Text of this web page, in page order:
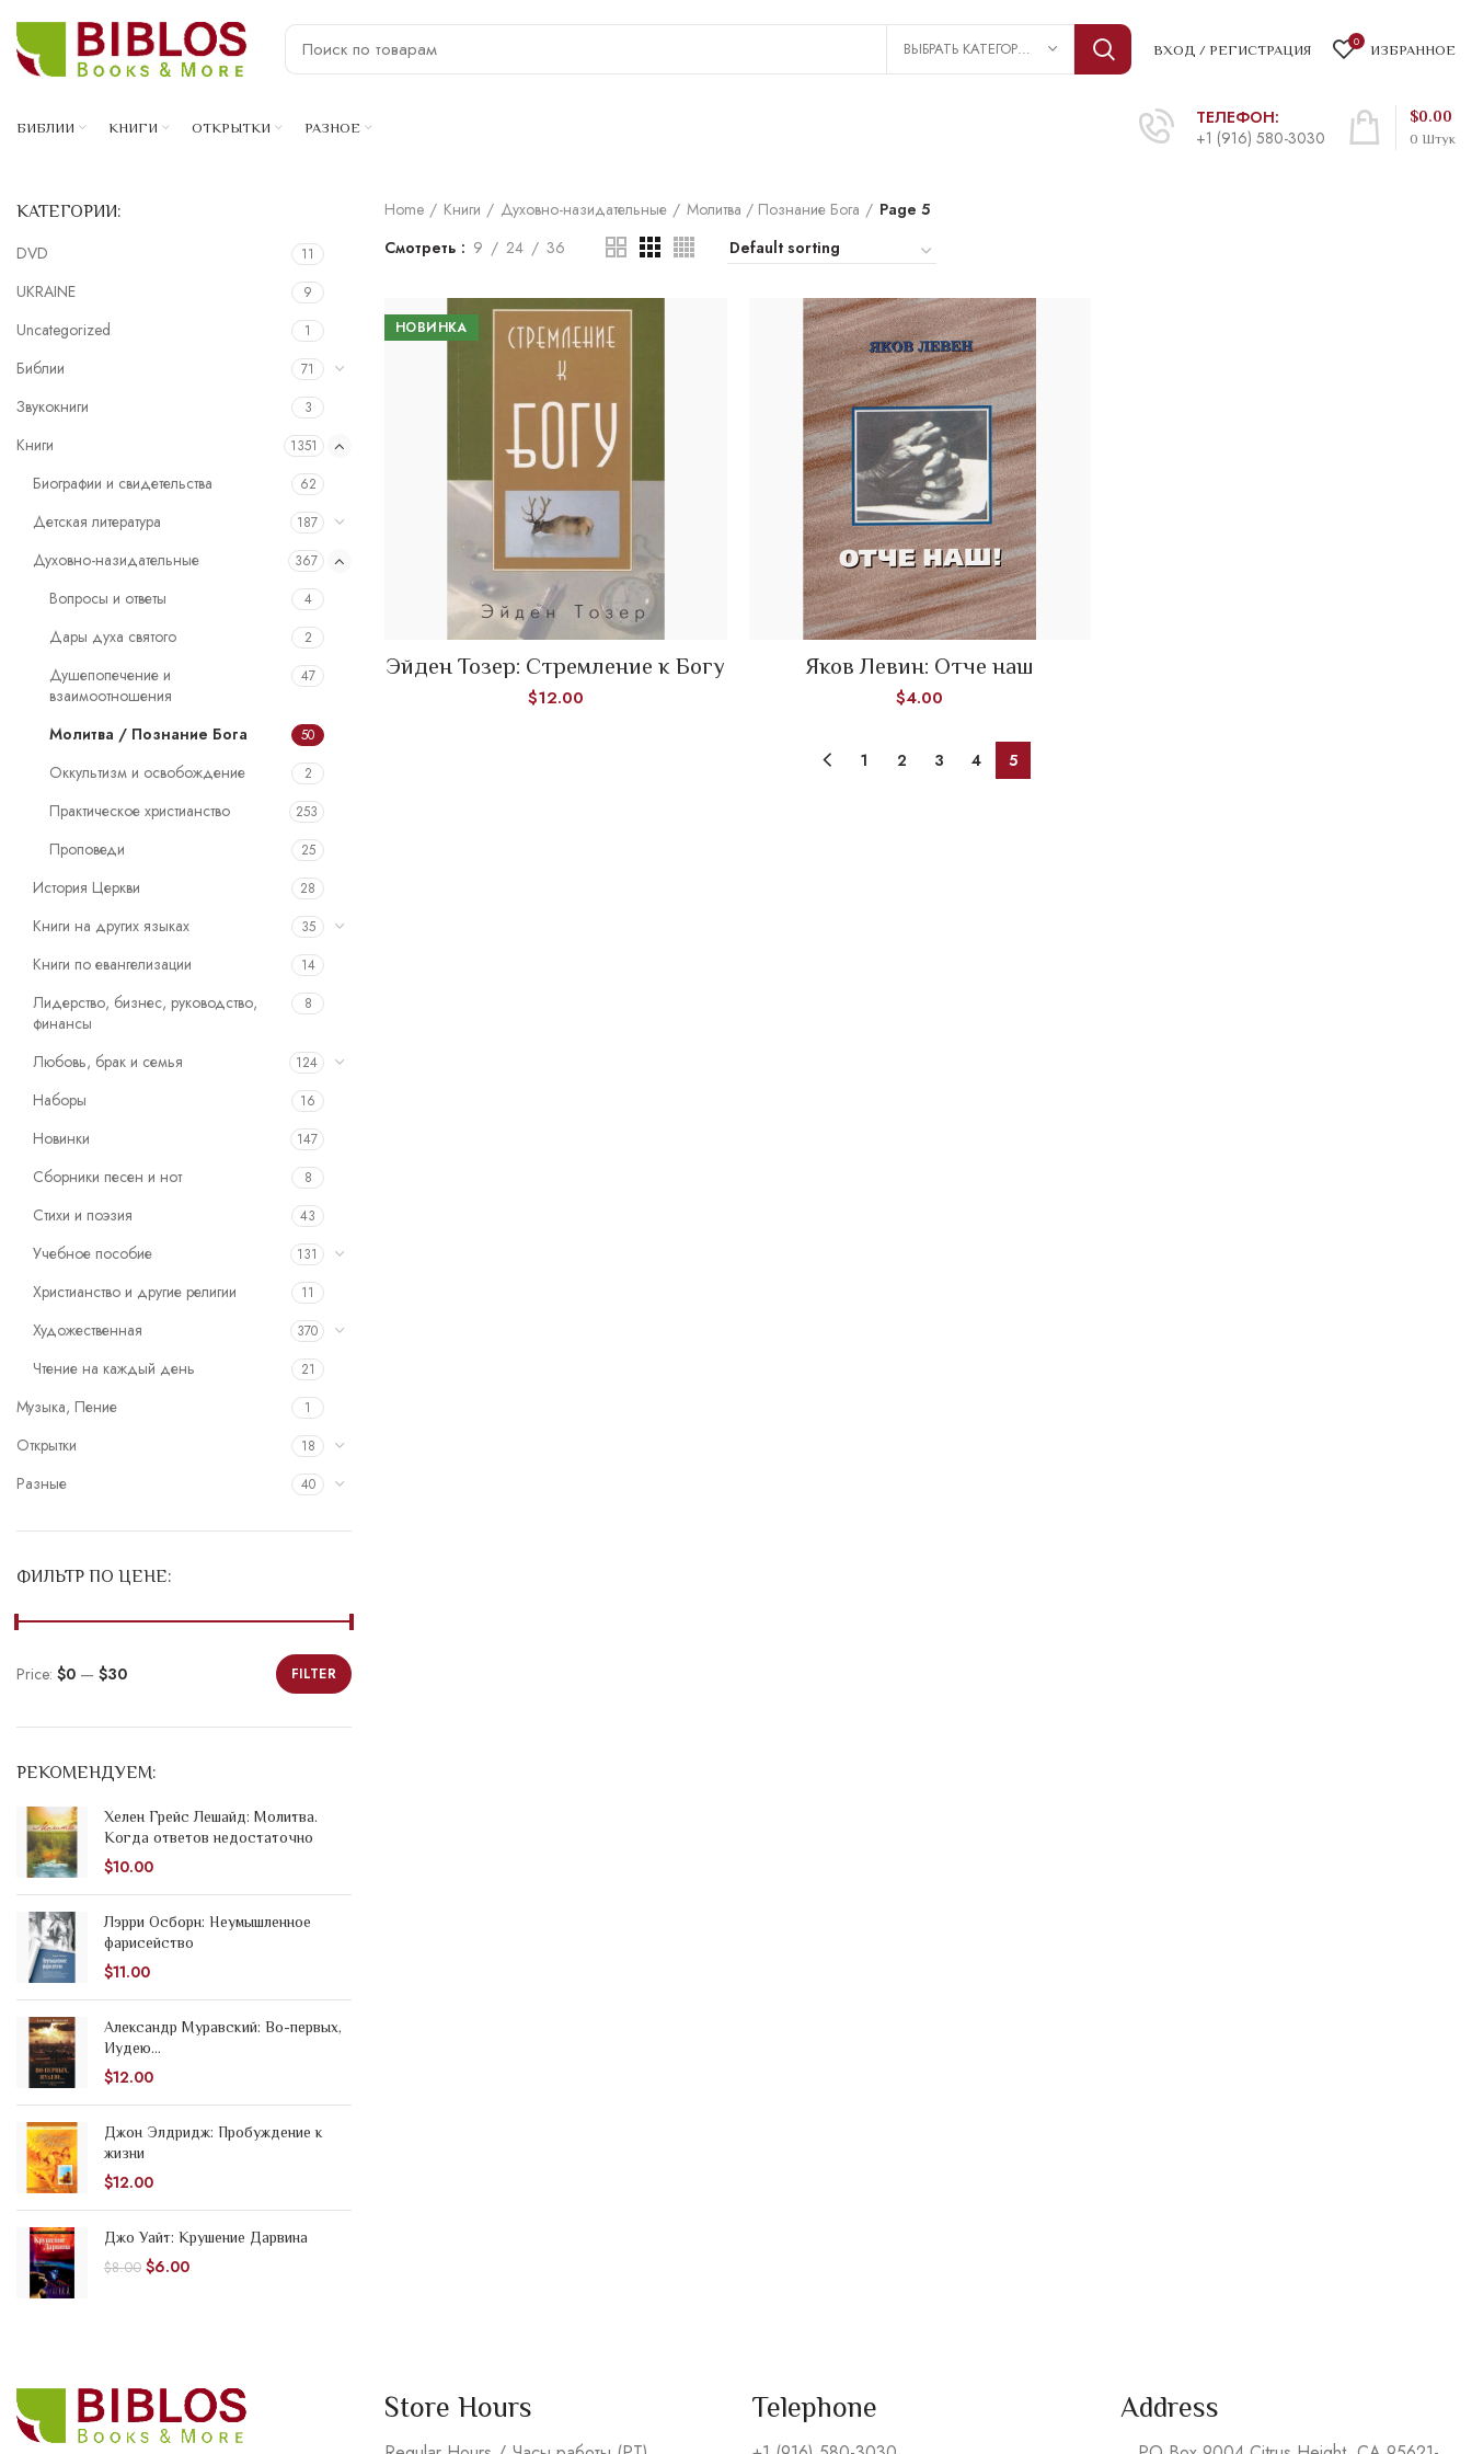
ВЫБРАТЬ КАТЕГОРИЮ ВХОД / РЕГИСТРАЦИЯ 0 ИЗБРАННОЕ
БИБЛИИ КНИГИ ОТКРЫТКИ РАЗНОЕ
ТЕЛЕФОН:
+1 (916) 580-3030
0 Штук
$0.00
КАТЕГОРИИ:
DVD 11
UKRAINE 9
Uncategorized 1
Библии 71
Звукокниги 3
Книги 1351
Биографии и свидетельства 62
Детская литература 187
Духовно-назидательные 367
Вопросы и ответы 4
Дары духа святого 2
Душепопечение и
взаимоотношения
47
Молитва / Познание Бога 50
Оккультизм и освобождение 2
Практическое христианство 253
Проповеди 25
История Церкви 28
Книги на других языках 35
Книги по евангелизации 14
Лидерство, бизнес, руководство,
финансы
8
Любовь, брак и семья 124
Наборы 16
Новинки 147
Сборники песен и нот 8
Стихи и поэзия 43
Учебное пособие 131
Христианство и другие религии 11
Художественная 370
Чтение на каждый день 21
Музыка, Пение 1
Открытки 18
Разные 40
ФИЛЬТР ПО ЦЕНЕ:
FILTER
Price: $0 — $30
РЕКОМЕНДУЕМ:
Хелен Грейс Лешайд: Молитва.
Когда ответов недостаточно
$10.00
Лэрри Осборн: Неумышленное
фарисейство
$11.00
Александр Муравский: Во-первых,
Иудею...
$12.00
Джон Элдридж: Пробуждение к
жизни
$12.00
Джо Уайт: Крушение Дарвина
$8.00 $6.00
Home Книги Духовно-назидательные Молитва / Познание Бога
Page 5
Смотреть
9 24 36
НОВИНКА
ADD TO CART
Эйден Тозер: Стремление к Богу
$12.00
ADD TO CART
Яков Левин: Отче наш
$4.00
1 2 3 4 5
Store Hours Telephone Address